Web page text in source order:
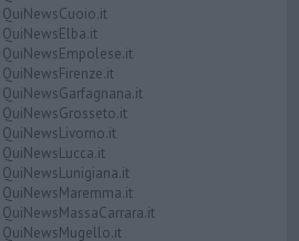
QuiNewsCuoio.it
QuiNewsElba.it
QuiNewsEmpolese.it
QuiNewsFirenze.it
QuiNewsGarfagnana.it
QuiNewsGrosseto.it
QuiNewsLivorno.it
QuiNewsLucca.it
QuiNewsLunigiana.it
QuiNewsMaremma.it
QuiNewsMassaCarrara.it
QuiNewsMugello.it